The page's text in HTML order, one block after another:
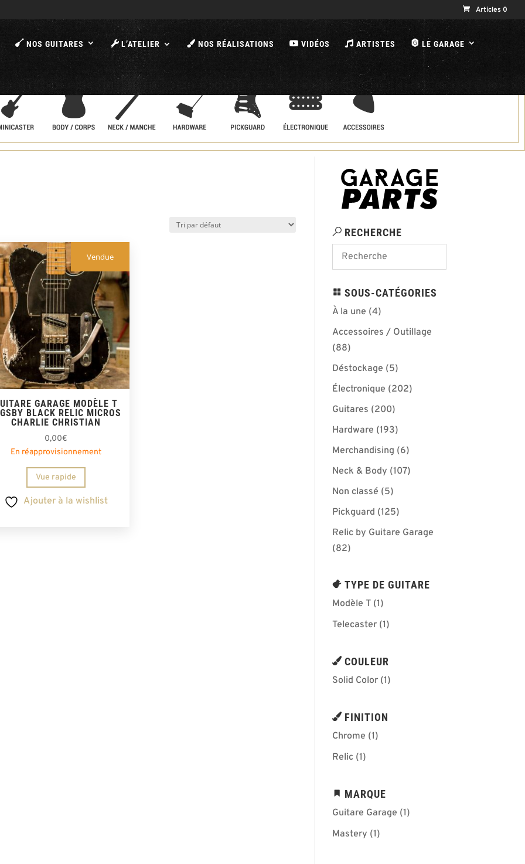
Articles 0
A NOS GUITARES L’ATELIER NOS RÉALISATIONS VIDÉOS ARTISTES B LE GARAGE
Vendue
GARAGE MODÈLE T
BLACK RELIC MICROS
CHARLIE CHRISTIAN
0,00€
En réapprovisionnement
Vue rapide
Ajouter à la wishlist
RECHERCHE
SOUS-CATÉGORIES
À la une (4)
Accessoires / Outillage
(88)
Déstockage (5)
Électronique (202)
Guitares (200)
Hardware (193)
Merchandising (6)
Neck & Body (107)
Non classé (5)
Pickguard (125)
Relic by Guitare Garage
(82)
TYPE DE GUITARE
Modèle T (1)
Telecaster (1)
COULEUR
Solid Color (1)
FINITION
Chrome (1)
Relic (1)
MARQUE
Guitare Garage (1)
Mastery (1)